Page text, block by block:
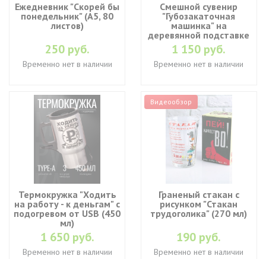
Ежедневник "Скорей бы
понедельник" (A5, 80
листов)
250 руб.
Временно нет в наличии
Смешной сувенир
"Губозакаточная
машинка" на
деревянной подставке
1 150 руб.
Временно нет в наличии
Термокружка "Ходить
на работу - к деньгам" с
подогревом от USB (450
мл)
1 650 руб.
Временно нет в наличии
Видеообзор
Граненый стакан с
рисунком "Стакан
трудоголика" (270 мл)
190 руб.
Временно нет в наличии